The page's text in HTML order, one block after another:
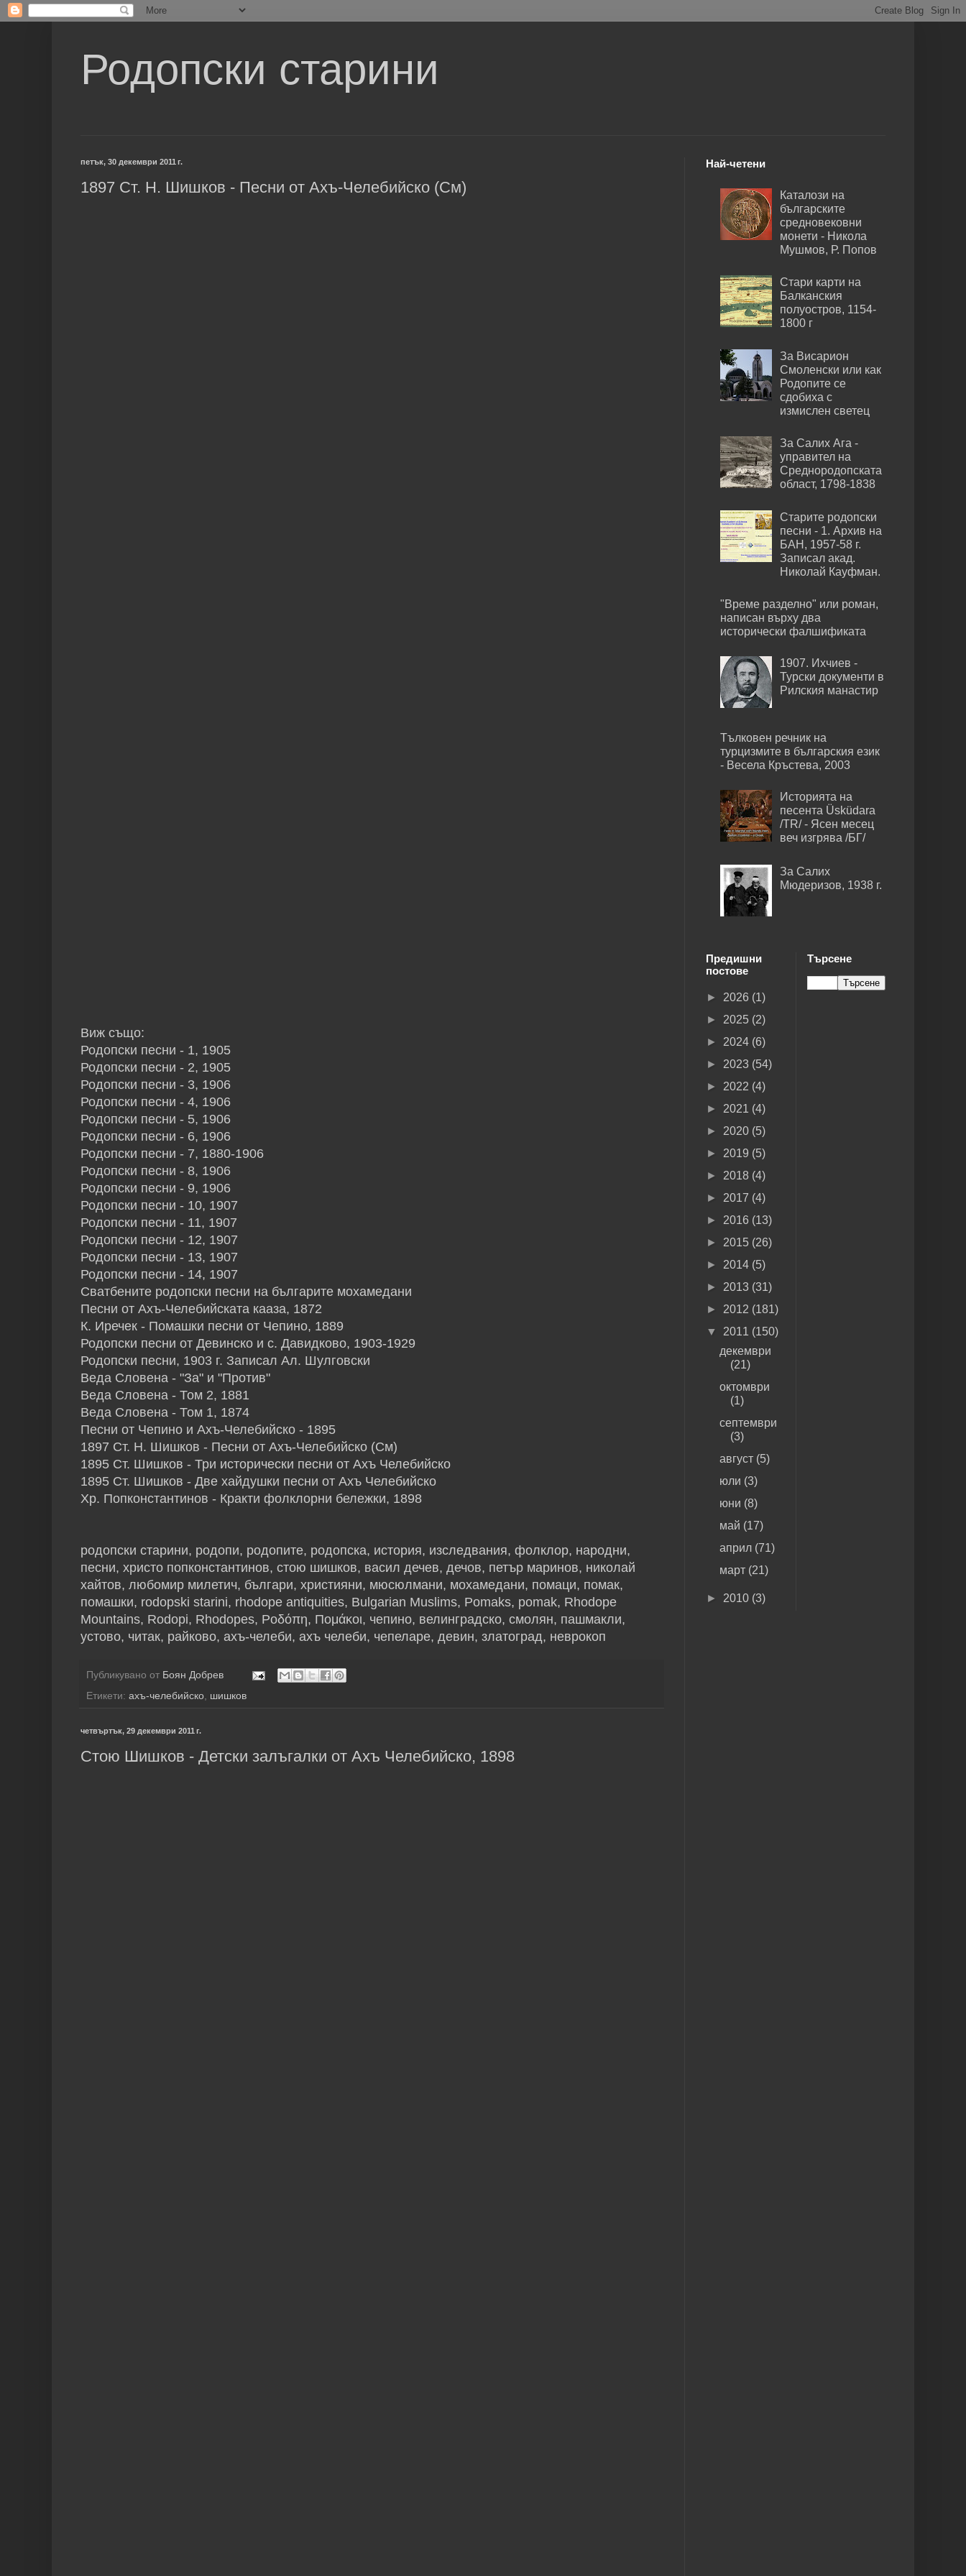
Родопски старини
петък, 30 декември 2011 г.
1897 Ст. Н. Шишков - Песни от Ахъ-Челебийско (См)
Виж също:
Родопски песни - 1, 1905
Родопски песни - 2, 1905
Родопски песни - 3, 1906
Родопски песни - 4, 1906
Родопски песни - 5, 1906
Родопски песни - 6, 1906
Родопски песни - 7, 1880-1906
Родопски песни - 8, 1906
Родопски песни - 9, 1906
Родопски песни - 10, 1907
Родопски песни - 11, 1907
Родопски песни - 12, 1907
Родопски песни - 13, 1907
Родопски песни - 14, 1907
Сватбените родопски песни на българите мохамедани
Песни от Ахъ-Челебийската кааза, 1872
К. Иречек - Помашки песни от Чепино, 1889
Родопски песни от Девинско и с. Давидково, 1903-1929
Родопски песни, 1903 г. Записал Ал. Шулговски
Веда Словена - "За" и "Против"
Веда Словена - Том 2, 1881
Веда Словена - Том 1, 1874
Песни от Чепино и Ахъ-Челебийско - 1895
1897 Ст. Н. Шишков - Песни от Ахъ-Челебийско (См)
1895 Ст. Шишков - Три исторически песни от Ахъ Челебийско
1895 Ст. Шишков - Две хайдушки песни от Ахъ Челебийско
Хр. Попконстантинов - Кракти фолклорни бележки, 1898
родопски старини, родопи, родопите, родопска, история, изследвания, фолклор, народни,
песни, христо попконстантинов, стою шишков, васил дечев, дечов, петър маринов, николай
хайтов, любомир милетич, българи, християни, мюсюлмани, мохамедани, помаци, помак,
помашки, rodopski starini, rhodope antiquities, Bulgarian Muslims, Pomaks, pomak, Rhodope
Mountains, Rodopi, Rhodopes, Ροδόπη, Πομάκοι, чепино, велинградско, смолян, пашмакли,
устово, читак, райково, ахъ-челеби, ахъ челеби, чепеларе, девин, златоград, неврокоп
Публикувано от Боян Добрев
Етикети: ахъ-челебийско, шишков
четвъртък, 29 декември 2011 г.
Стою Шишков - Детски залъгалки от Ахъ Челебийско, 1898
Най-четени
Каталози на
българските
средновековни
монети - Никола
Мушмов, Р. Попов
Стари карти на
Балканския
полуостров, 1154-
1800 г
За Висарион
Смоленски или как
Родопите се
сдобиха с
измислен светец
За Салих Ага -
управител на
Среднородопската
област, 1798-1838
Старите родопски
песни - 1. Архив на
БАН, 1957-58 г.
Записал акад.
Николай Кауфман.
"Време разделно" или роман,
написан върху два
исторически фалшификата
1907. Ихчиев -
Турски документи в
Рилския манастир
Тълковен речник на
турцизмите в българския език
- Весела Кръстева, 2003
Историята на
песента Üsküdara
/TR/ - Ясен месец
веч изгрява /БГ/
За Салих
Мюдеризов, 1938 г.
Предишни
постове
► 2026 (1)
► 2025 (2)
► 2024 (6)
► 2023 (54)
► 2022 (4)
► 2021 (4)
► 2020 (5)
► 2019 (5)
► 2018 (4)
► 2017 (4)
► 2016 (13)
► 2015 (26)
► 2014 (5)
► 2013 (31)
► 2012 (181)
▼ 2011 (150)
декември
(21)
октомври
(1)
септември
(3)
август (5)
юли (3)
юни (8)
май (17)
април (71)
март (21)
► 2010 (3)
Търсене